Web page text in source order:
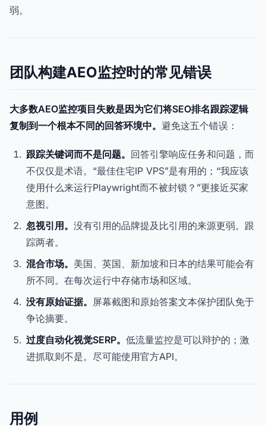
弱。
团队构建AEO监控时的常见错误
大多数AEO监控项目失败是因为它们将SEO排名跟踪逻辑
复制到一个根本不同的回答环境中。 避免这五个错误：
跟踪关键词而不是问题。 回答引擎响应任务和问题，而
不仅仅是术语。“最佳住宅IP VPS”是有用的；“我应该
使用什么来运行Playwright而不被封锁？”更接近买家
意图。
忽视引用。 没有引用的品牌提及比引用的来源更弱。跟
踪两者。
混合市场。 美国、英国、新加坡和日本的结果可能会有
所不同。在每次运行中存储市场和区域。
没有原始证据。 屏幕截图和原始答案文本保护团队免于
争论摘要。
过度自动化视觉SERP。 低流量监控是可以辩护的；激
进抓取则不是。尽可能使用官方API。
用例